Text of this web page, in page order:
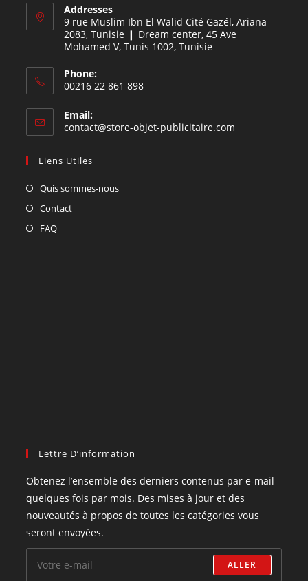
Addresses
9 rue Muslim Ibn El Walid Cité Gazél, Ariana
2083, Tunisie ❙ Dream center, 45 Ave
Mohamed V, Tunis 1002, Tunisie
Phone:
00216 22 861 898
Email:
contact@store-objet-publicitaire.com
Liens Utiles
Quis sommes-nous
Contact
FAQ
Lettre D’information
Obtenez l’ensemble des derniers contenus par e-mail
quelques fois par mois. Des mises à jour et des
nouveautés à propos de toutes les catégories vous
seront envoyées.
ALLER